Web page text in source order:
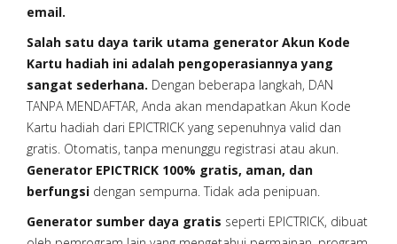
email.
Salah satu daya tarik utama generator Akun Kode
Kartu hadiah ini adalah pengoperasiannya yang
sangat sederhana. Dengan beberapa langkah, DAN
TANPA MENDAFTAR, Anda akan mendapatkan Akun Kode
Kartu hadiah dari EPICTRICK yang sepenuhnya valid dan
gratis. Otomatis, tanpa menunggu registrasi atau akun.
Generator EPICTRICK 100% gratis, aman, dan
berfungsi dengan sempurna. Tidak ada penipuan.
Generator sumber daya gratis seperti EPICTRICK, dibuat